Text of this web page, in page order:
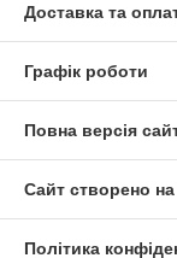
Доставка та
Графік роботи
Повна версія
Сайт створено на
Політика